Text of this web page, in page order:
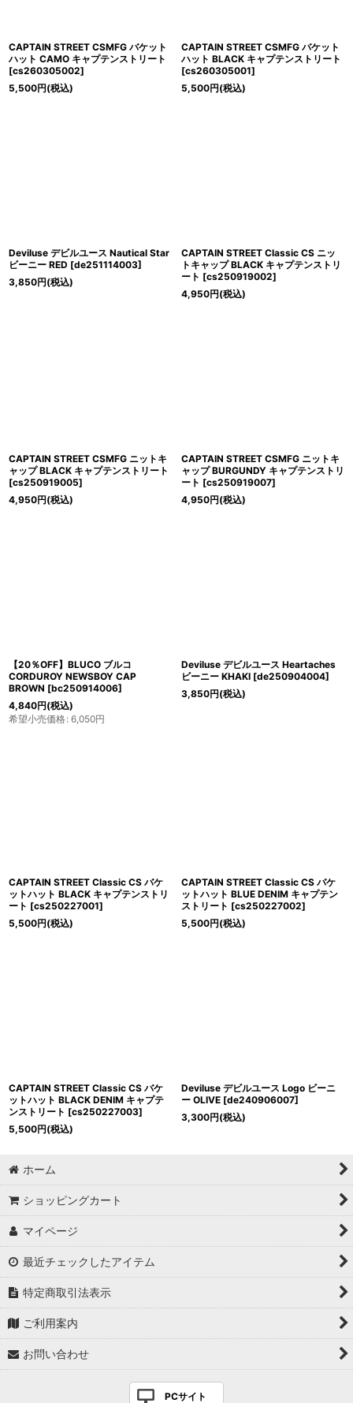
CAPTAIN STREET CSMFG バケット
ハット CAMO キャプテンストリート
[cs260305002]
5,500円(税込)
CAPTAIN STREET CSMFG バケット
ハット BLACK キャプテンストリート
[cs260305001]
5,500円(税込)
Deviluse デビルユース Nautical Star
ビーニー RED [de251114003]
3,850円(税込)
CAPTAIN STREET Classic CS ニッ
トキャップ BLACK キャプテンストリ
ート [cs250919002]
4,950円(税込)
CAPTAIN STREET CSMFG ニットキ
ャップ BLACK キャプテンストリート
[cs250919005]
4,950円(税込)
CAPTAIN STREET CSMFG ニットキ
ャップ BURGUNDY キャプテンストリ
ート [cs250919007]
4,950円(税込)
【20％OFF】BLUCO ブルコ
CORDUROY NEWSBOY CAP
BROWN [bc250914006]
4,840円(税込)
希望小売価格: 6,050円
Deviluse デビルユース Heartaches
ビーニー KHAKI [de250904004]
3,850円(税込)
CAPTAIN STREET Classic CS バケ
ットハット BLACK キャプテンストリ
ート [cs250227001]
5,500円(税込)
CAPTAIN STREET Classic CS バケ
ットハット BLUE DENIM キャプテン
ストリート [cs250227002]
5,500円(税込)
CAPTAIN STREET Classic CS バケ
ットハット BLACK DENIM キャプテ
ンストリート [cs250227003]
5,500円(税込)
Deviluse デビルユース Logo ビーニ
ー OLIVE [de240906007]
3,300円(税込)
ホーム
ショッピングカート
マイページ
最近チェックしたアイテム
特定商取引法表示
ご利用案内
お問い合わせ
PCサイト